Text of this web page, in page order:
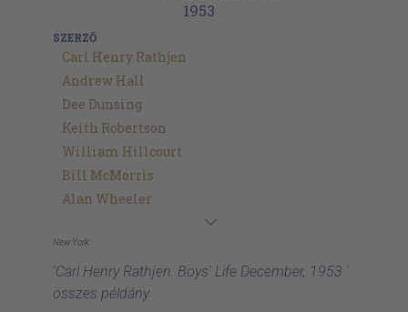
SZERZŐ
Carl Henry Rathjen
Andrew Hall
Dee Dunsing
Keith Robertson
William Hillcourt
Bill McMorris
Alan Wheeler
New York
'Carl Henry Rathjen: Boys' Life December, 1953 '
összes példány